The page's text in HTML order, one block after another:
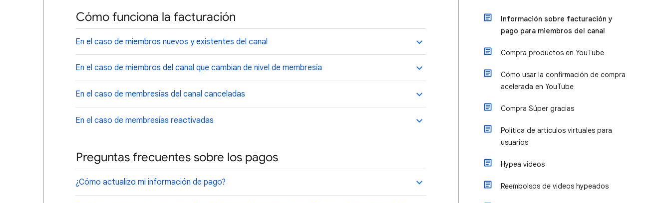
Cómo funciona la facturación
En el caso de miembros nuevos y existentes del canal
En el caso de miembros del canal que cambian de nivel de membresía
En el caso de membresías del canal canceladas
En el caso de membresías reactivadas
Preguntas frecuentes sobre los pagos
¿Cómo actualizo mi información de pago?
Información sobre facturación y
pago para miembros del canal
Compra productos en YouTube
Cómo usar la confirmación de compra
acelerada en YouTube
Compra Súper gracias
Política de artículos virtuales para
usuarios
Hypea videos
Reembolsos de videos hypeados